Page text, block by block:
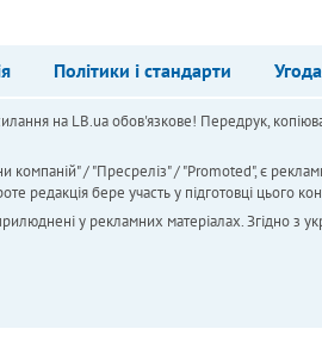
Політики і стандарти
на LB.ua обов'язкове! Передрук,
компаній" / "Пресреліз" / "Promoted", є
бере участь у підготовці цього
у рекламних матеріалах. Згідно з